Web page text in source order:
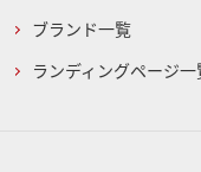
ブランド一覧
ランディングページ一